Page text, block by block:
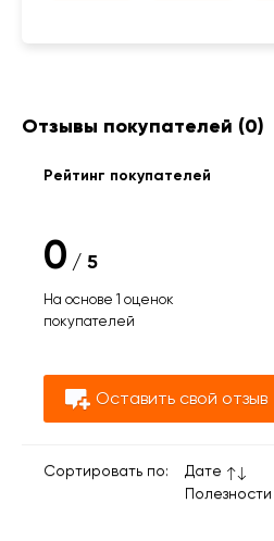
Отзывы покупателей (0)
Рейтинг покупателей
0 / 5
На основе 1 оценок
покупателей
Оставить свой отзыв
Сортировать по: Дате
Полезности